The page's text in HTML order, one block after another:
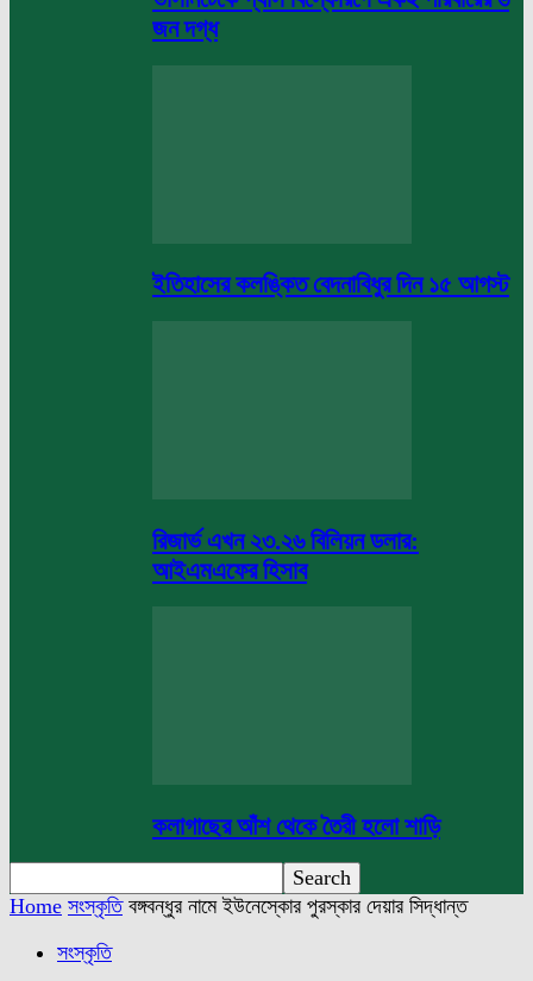
জন দগ্ধ
ইতিহাসের কলঙ্কিত বেদনাবিধুর দিন ১৫ আগস্ট
রিজার্ভ এখন ২৩.২৬ বিলিয়ন ডলার:
আইএমএফের হিসাব
কলাগাছের আঁশ থেকে তৈরী হলো শাড়ি
Home সংস্কৃতি বঙ্গবন্ধুর নামে ইউনেস্কোর পুরস্কার দেয়ার সিদ্ধান্ত
সংস্কৃতি